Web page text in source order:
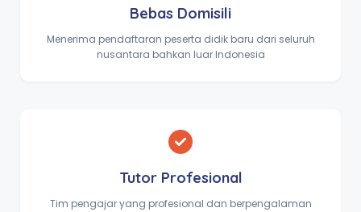
Bebas Domisili
Menerima pendaftaran peserta didik baru dari seluruh
nusantara bahkan luar Indonesia
Tutor Profesional
Tim pengajar yang profesional dan berpengalaman